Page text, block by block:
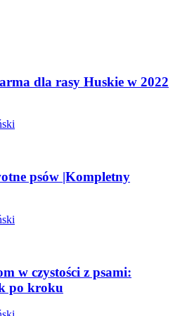
dla rasy Huskie w 2022
psów |Kompletny
w czystości z psami:
po kroku